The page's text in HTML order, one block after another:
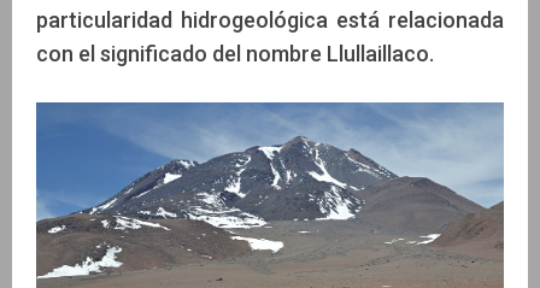
particularidad hidrogeológica está relacionada
con el significado del nombre Llullaillaco.